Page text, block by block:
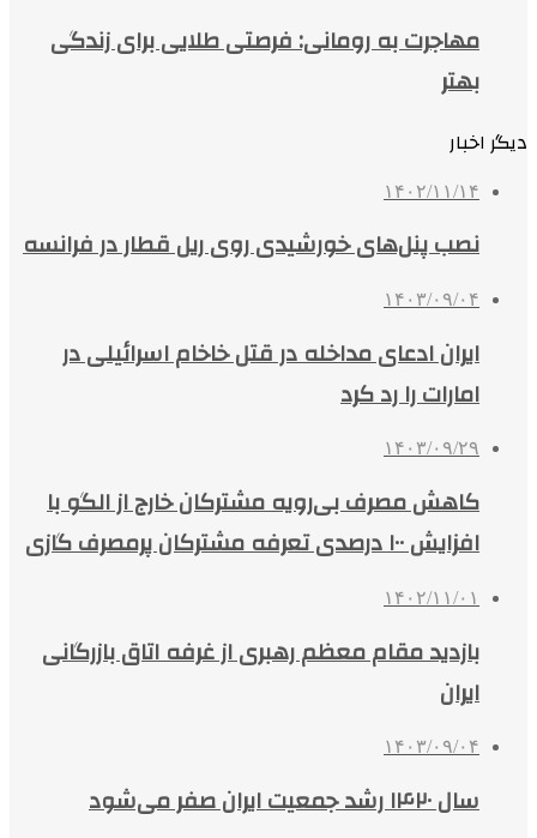
مهاجرت به رومانی: فرصتی طلایی برای زندگی
بهتر
دیگر اخبار
۱۴۰۲/۱۱/۱۴
نصب پنل‌های خورشیدی روی ریل قطار در فرانسه
۱۴۰۳/۰۹/۰۴
ایران ادعای مداخله در قتل خاخام اسرائیلی در
امارات را رد کرد
۱۴۰۳/۰۹/۲۹
کاهش مصرف بی‌رویه مشترکان خارج از الگو با
افزایش ۱۰۰ درصدی تعرفه مشترکان پرمصرف گازی
۱۴۰۲/۱۱/۰۱
بازدید مقام معظم رهبری از غرفه اتاق بازرگانی
ایران
۱۴۰۳/۰۹/۰۴
سال ۱۴۲۰ رشد جمعیت ایران صفر می‌شود